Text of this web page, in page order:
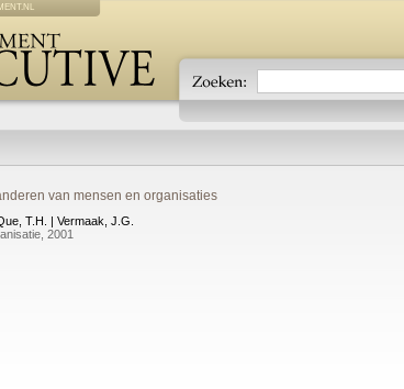
van mensen en organisaties
T.H. | Vermaak, J.G.
2001